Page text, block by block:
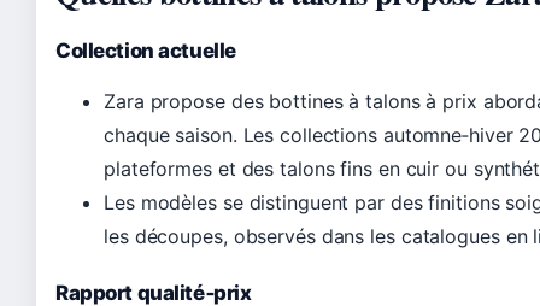
Collection actuelle
Zara propose des bottines à talons à prix
chaque saison. Les collections automne‑hiver
plateformes et des talons fins en cuir ou
Les modèles se distinguent par des finitions
les découpes, observés dans les catalogues en
Rapport qualité‑prix